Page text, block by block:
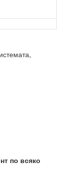
по всяко